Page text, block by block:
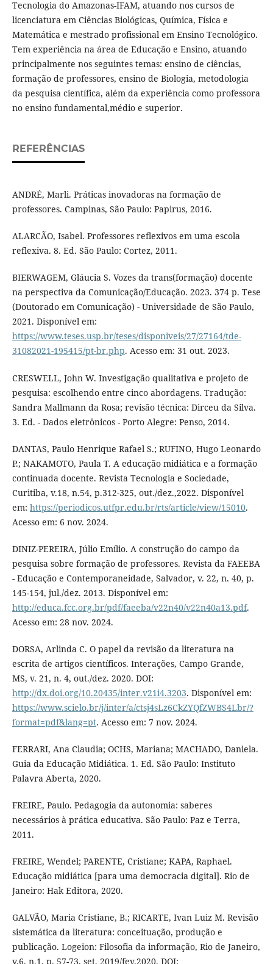
Tecnologia do Amazonas-IFAM, atuando nos cursos de
licenciatura em Ciências Biológicas, Química, Física e
Matemática e mestrado profissional em Ensino Tecnológico.
Tem experiência na área de Educação e Ensino, atuando
principalmente nos seguintes temas: ensino de ciências,
formação de professores, ensino de Biologia, metodologia
da pesquisa científica, além da experiência como professora
no ensino fundamental,médio e superior.
REFERÊNCIAS
ANDRÉ, Marli. Práticas inovadoras na formação de
professores. Campinas, São Paulo: Papirus, 2016.
ALARCÃO, Isabel. Professores reflexivos em uma escola
reflexiva. 8. Ed. São Paulo: Cortez, 2011.
BIERWAGEM, Gláucia S. Vozes da trans(formação) docente
na perspectiva da Comunicação/Educação. 2023. 374 p. Tese
(Doutorado em Comunicação) - Universidade de São Paulo,
2021. Disponível em:
https://www.teses.usp.br/teses/disponiveis/27/27164/tde-
31082021-195415/pt-br.php. Acesso em: 31 out. 2023.
CRESWELL, John W. Investigação qualitativa e projeto de
pesquisa: escolhendo entre cinco abordagens. Tradução:
Sandra Mallmann da Rosa; revisão técnica: Dirceu da Silva.
3. Ed. - Dados eletrônicos - Porto Alegre: Penso, 2014.
DANTAS, Paulo Henrique Rafael S.; RUFINO, Hugo Leonardo
P.; NAKAMOTO, Paula T. A educação midiática e a formação
continuada docente. Revista Tecnologia e Sociedade,
Curitiba, v.18, n.54, p.312-325, out./dez.,2022. Disponível
em: https://periodicos.utfpr.edu.br/rts/article/view/15010.
Acesso em: 6 nov. 2024.
DINIZ-PEREIRA, Júlio Emílio. A construção do campo da
pesquisa sobre formação de professores. Revista da FAEEBA
- Educação e Contemporaneidade, Salvador, v. 22, n. 40, p.
145-154, jul./dez. 2013. Disponível em:
http://educa.fcc.org.br/pdf/faeeba/v22n40/v22n40a13.pdf.
Acesso em: 28 nov. 2024.
DORSA, Arlinda C. O papel da revisão da literatura na
escrita de artigos científicos. Interações, Campo Grande,
MS, v. 21, n. 4, out./dez. 2020. DOI:
http://dx.doi.org/10.20435/inter.v21i4.3203. Disponível em:
https://www.scielo.br/j/inter/a/ctsj4sLz6CkZYQfZWBS4Lbr/?
format=pdf&lang=pt. Acesso em: 7 nov. 2024.
FERRARI, Ana Claudia; OCHS, Mariana; MACHADO, Daniela.
Guia da Educação Midiática. 1. Ed. São Paulo: Instituto
Palavra Aberta, 2020.
FREIRE, Paulo. Pedagogia da autonomia: saberes
necessários à prática educativa. São Paulo: Paz e Terra,
2011.
FREIRE, Wendel; PARENTE, Cristiane; KAPA, Raphael.
Educação midiática [para uma democracia digital]. Rio de
Janeiro: Hak Editora, 2020.
GALVÃO, Maria Cristiane, B.; RICARTE, Ivan Luiz M. Revisão
sistemática da literatura: conceituação, produção e
publicação. Logeion: Filosofia da informação, Rio de Janeiro,
v.6, n.1, p. 57-73, set. 2019/fev.2020. DOI: